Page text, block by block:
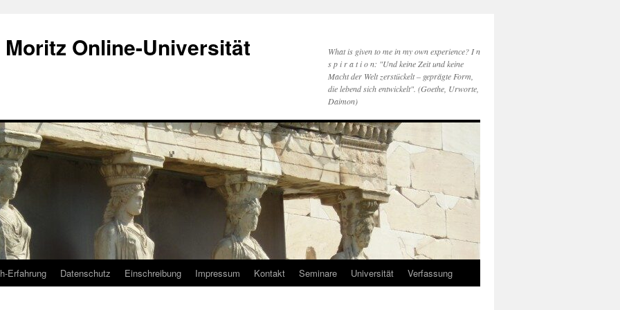
Online-Universität
What is given to me in my own experience? I n
s p i r a t i o n: "Und keine Zeit und keine
Macht der Welt zerstückelt – geprägte Form,
die lebend sich entwickelt". (Goethe, Urworte,
Daimon)
Erfahrung Datenschutz Einschreibung Impressum Kontakt Seminare Universität Verfassung